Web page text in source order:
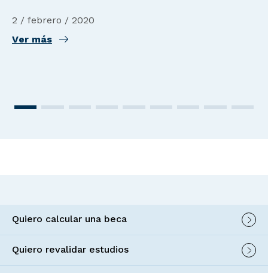
2 / febrero / 2020
Ver más
Quiero calcular una beca
Quiero revalidar estudios